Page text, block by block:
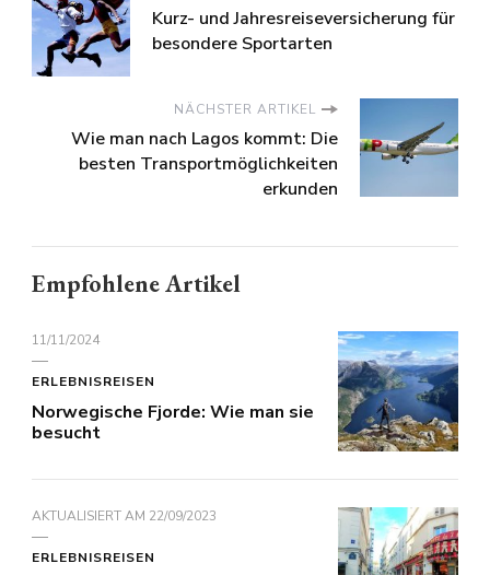
Kurz- und Jahresreiseversicherung für
besondere Sportarten
NÄCHSTER ARTIKEL
Wie man nach Lagos kommt: Die
besten Transportmöglichkeiten
erkunden
Empfohlene Artikel
11/11/2024
ERLEBNISREISEN
Norwegische Fjorde: Wie man sie
besucht
AKTUALISIERT AM 22/09/2023
ERLEBNISREISEN